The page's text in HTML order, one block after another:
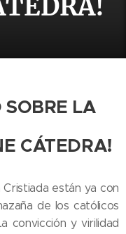
SOBRE LA
CÁTEDRA!
están ya con
de los católicos
convicción y virilidad